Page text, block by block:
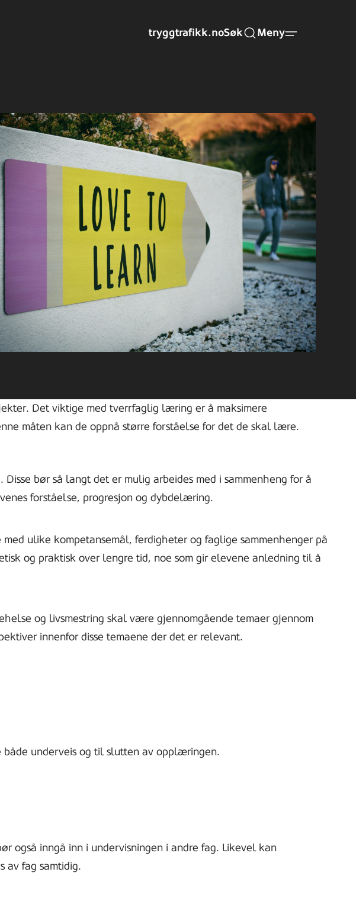
tryggtrafikk.noSøk Meny
Det viktige med tverrfaglig læring er å maksimere
måten kan de oppnå større forståelse for det de skal lære.
bør så langt det er mulig arbeides med i sammenheng for å
forståelse, progresjon og dybdelæring.
ulike kompetansemål, ferdigheter og faglige sammenhenger på
og praktisk over lengre tid, noe som gir elevene anledning til å
og livsmestring skal være gjennomgående temaer gjennom
innenfor disse temaene der det er relevant.
både underveis og til slutten av opplæringen.
også inngå inn i undervisningen i andre fag. Likevel kan
av fag samtidig.